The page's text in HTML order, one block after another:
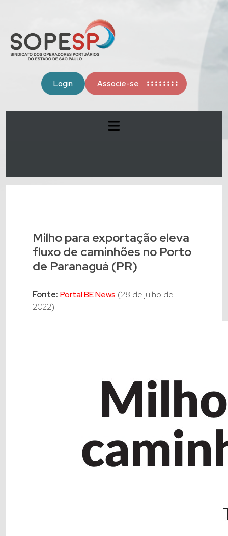
Login Associe-se
Milho para exportação eleva
fluxo de caminhões no Porto
de Paranaguá (PR)
Fonte: Portal BE News (28 de julho de
2022)